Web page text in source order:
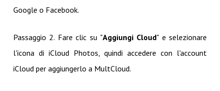
Google o Facebook.
Passaggio 2. Fare clic su "Aggiungi Cloud" e selezionare
l'icona di iCloud Photos, quindi accedere con l'account
iCloud per aggiungerlo a MultCloud.